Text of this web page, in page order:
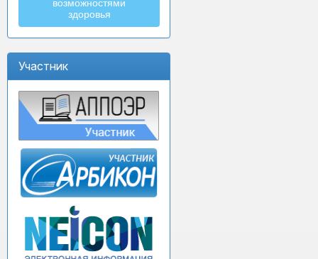
возможностями
здоровья
Участник